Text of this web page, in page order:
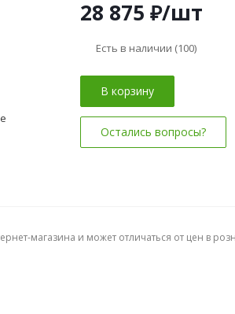
28 875 ₽/шт
Есть в наличии (100)
В корзину
Остались вопросы?
магазина и может отличаться от цен в